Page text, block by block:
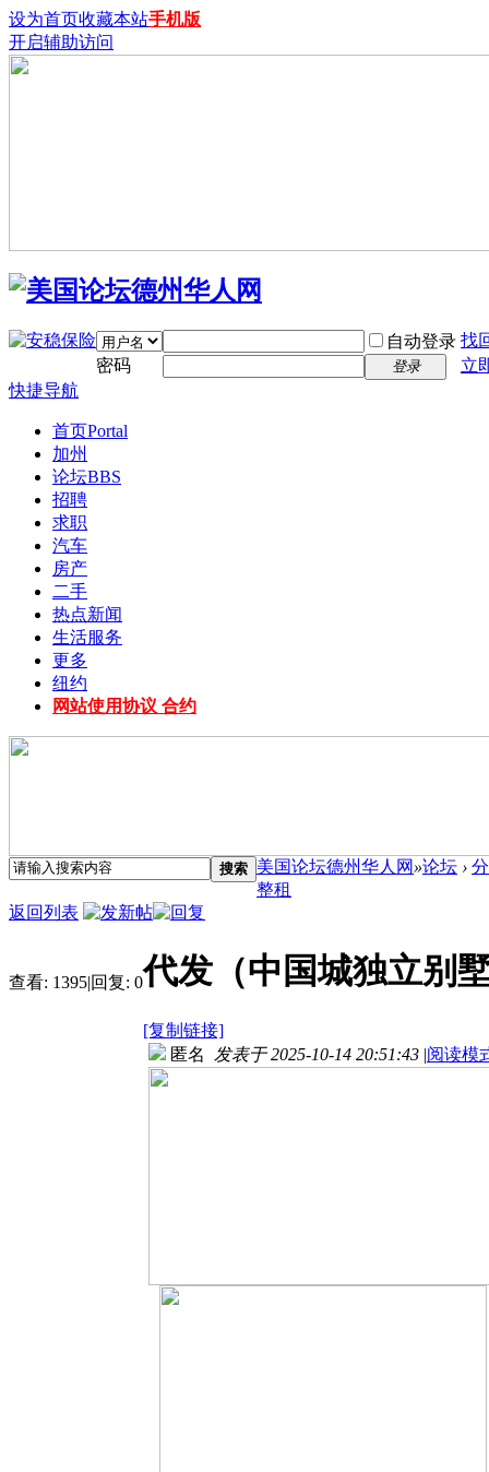
设为首页收藏本站手机版
开启辅助访问
自动登录 找
密码
登录
立
快捷导航
首页Portal
加州
论坛BBS
招聘
求职
汽车
房产
二手
热点新闻
生活服务
更多
纽约
网站使用协议 合约
搜索 美国论坛德州华人网 »论坛 ›
整租
返回列表
查看: 1395|回复: 0代发（中国城独立别
[复制链接]
匿名 发表于 2025-10-14 20:51:43 |阅读模